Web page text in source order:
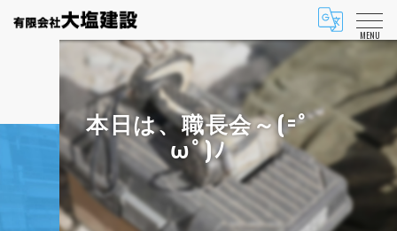
MENU
本日は、職長会～(=ﾟ
ωﾟ)ﾉ